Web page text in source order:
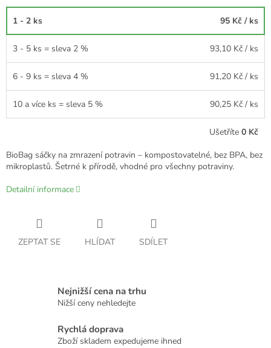
1 - 2 ks 95 Kč / ks
3 - 5 ks = sleva 2 % 93,10 Kč / ks
6 - 9 ks = sleva 4 % 91,20 Kč / ks
10 a více ks = sleva 5 % 90,25 Kč / ks
Ušetříte 0 Kč
BioBag sáčky na zmrazení potravin – kompostovatelné, bez BPA, bez
mikroplastů. Šetrné k přírodě, vhodné pro všechny potraviny.
Detailní informace
ZEPTAT SE HLÍDAT SDÍLET
Nejnižší cena na trhu
Nižší ceny nehledejte
Rychlá doprava
Zboží skladem expedujeme ihned